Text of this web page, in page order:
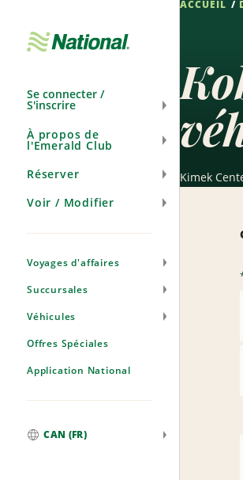
navigation
Se connecter /
S'inscrire
À propos de
l'Emerald Club
Réserver
Voir / Modifier
Voyages d'affaires
Succursales
Véhicules
Offres Spéciales
Application National
CAN (FR)
ACCUEIL
Kimek